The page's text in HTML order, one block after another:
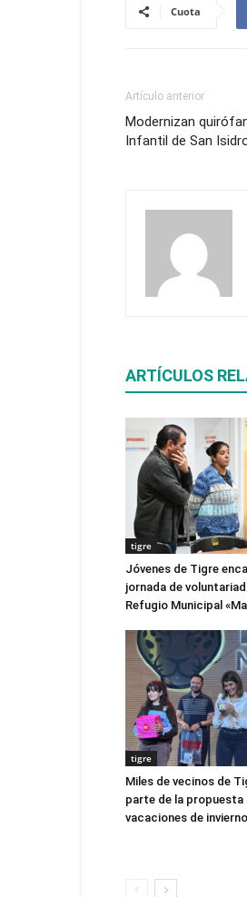
Cuota
Artículo anterior
Modernizan
Infantil de San
ARTÍCULOS
tigre
Jóvenes de Tigre
jornada de
Refugio Municipal
tigre
Miles de vecinos de
parte de la propuesta
vacaciones de